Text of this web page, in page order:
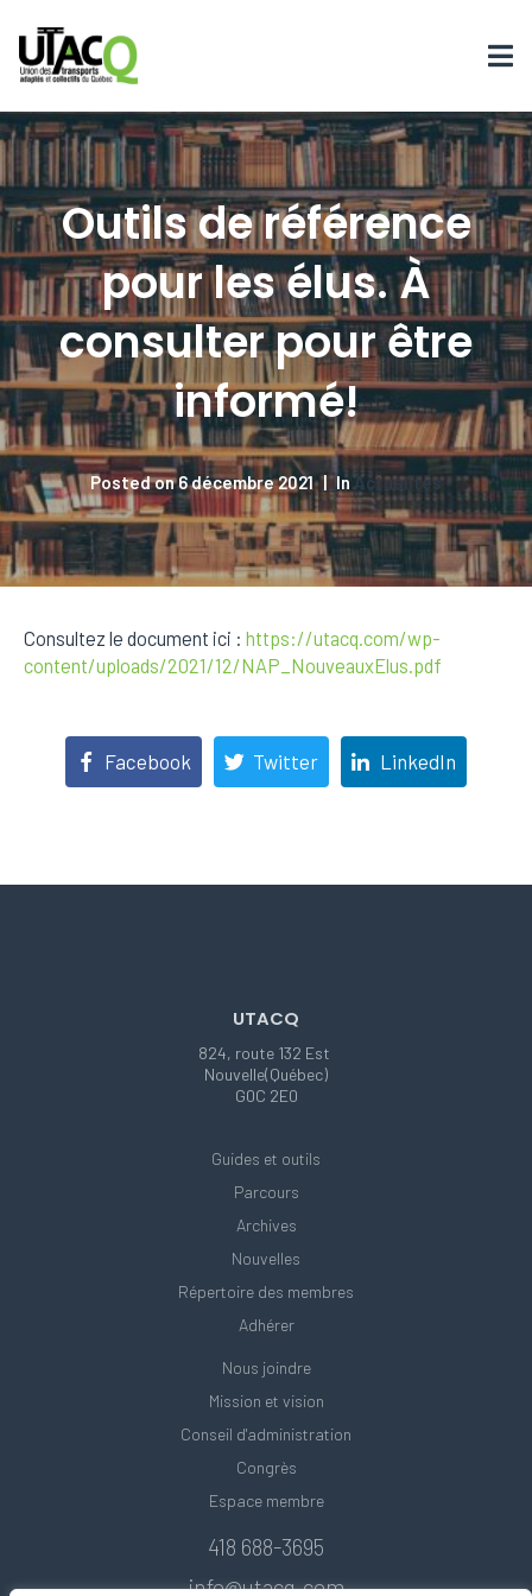
Outils de référence
pour les élus. À
consulter pour être
informé!
Posted on6 décembre 2021 InActualités
Consultez le document ici : https://utacq.com/wp-
content/uploads/2021/12/NAP_NouveauxElus.pdf
Facebook Twitter LinkedIn
UTACQ
824, route 132 Est
Nouvelle(Québec)
G0C 2E0
Guides et outils
Parcours
Archives
Nouvelles
Répertoire des membres
Adhérer
Nous joindre
Mission et vision
Conseil d'administration
Congrès
Espace membre
418 688-3695
info@utacq.com